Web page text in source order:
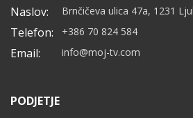
Naslov: Brnčičeva ulica 47a, 1231
Telefon: +386 70 824 584
Email: info@moj-tv.com
PODJETJE